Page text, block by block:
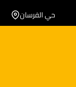
حي الفرسان